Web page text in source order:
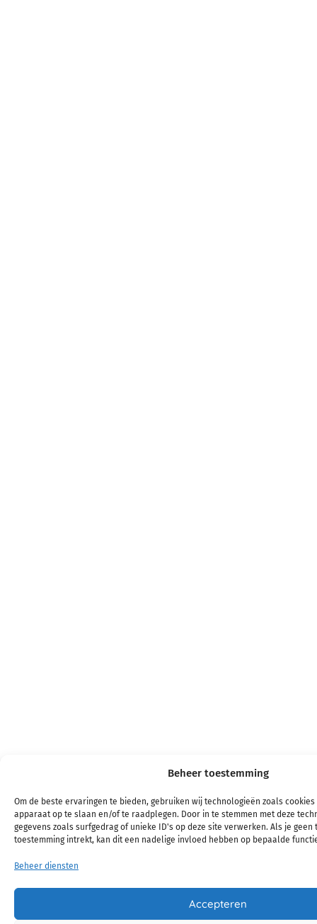
Beheer toestemming
Om de beste ervaringen te bieden, gebruiken wij technologieën zoals
apparaat op te slaan en/of te raadplegen. Door in te stemmen met deze
gegevens zoals surfgedrag of unieke ID's op deze site verwerken. Als je geen
toestemming intrekt, kan dit een nadelige invloed hebben op bepaalde
Beheer diensten
Accepteren